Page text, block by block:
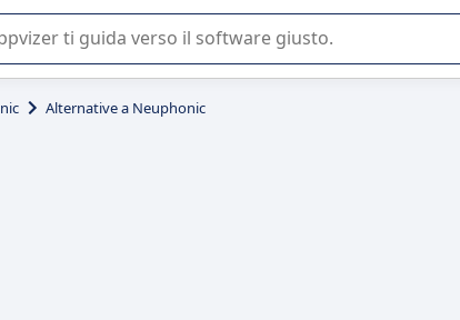
o nella scelta di un software SaaS per la vostra azienda.
Alternative a Neuphonic